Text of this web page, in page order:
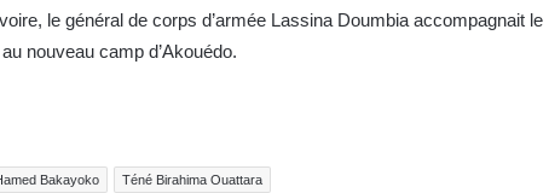
le général de corps d’armée Lassina Doumbia accompagnait le
nouveau camp d’Akouédo.
Bakayoko Téné Birahima Ouattara